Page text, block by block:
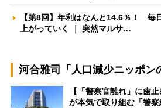
【第8回】年利はなんと14.6％！ 毎
上がっていく ｜ 突然マルサ…
河合雅司「人口減少ニッポン
【「警察官離れ」に歯
が本気で取り組む「警